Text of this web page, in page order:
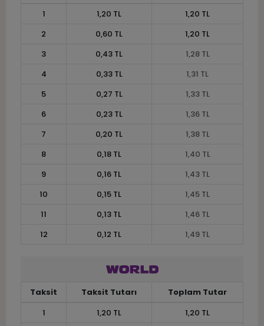
1
1,20 TL
1,20 TL
2
0,60 TL
1,20 TL
3
0,43 TL
1,28 TL
4
0,33 TL
1,31 TL
5
0,27 TL
1,33 TL
6
0,23 TL
1,36 TL
7
0,20 TL
1,38 TL
8
0,18 TL
1,40 TL
9
0,16 TL
1,43 TL
10
0,15 TL
1,45 TL
11
0,13 TL
1,46 TL
12
0,12 TL 1,49 TL
Taksit Taksit Tutarı
Toplam Tutar
1
1,20 TL
1,20 TL